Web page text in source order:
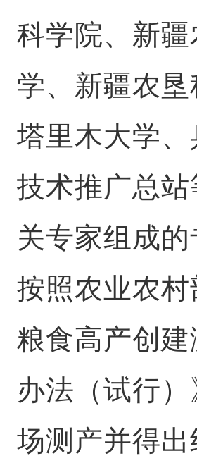
科学院、新疆
学、新疆农垦
塔里木大学、
技术推广总站
关专家组成的
按照农业农村
粮食高产创建
办法（试行
场测产并得出